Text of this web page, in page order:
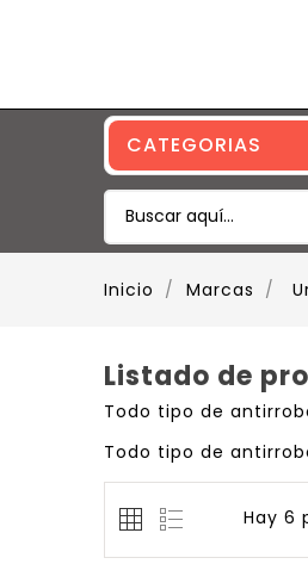
CATEGORIAS
Inicio Marcas
Listado de
Todo tipo de
Todo tipo de
Hay 6